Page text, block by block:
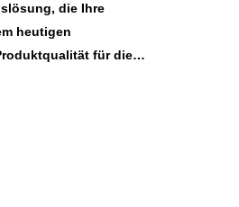
die Ihre
heutigen
für die
ihrer Produkte während